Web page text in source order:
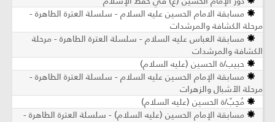
مسابقة الامام الحسين عليه السلام - سلسلة العترة الطاهرة -
مرحلة الكشافة والمرشدات
مسابقة العباس عليه السلام - سلسلة العترة الطاهرة - مرحلة
الكشافة والمرشدات
حبيب/ة الحسين (عليه السلام)
مسابقة الإمام الحسين عليه السلام - سلسلة العترة الطاهرة -
مرحلة الأشبال والزهرات
مُحِبّ/ة الحسين (عليه السلام)
مسابقة الإمام الحسين (عليه السلام) - سلسلة العترة الطاهرة -